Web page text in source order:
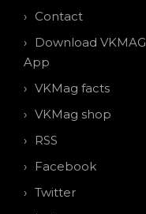
Contact
Download VKMAG
App
VKMag facts
VKMag shop
RSS
Facebook
Twitter